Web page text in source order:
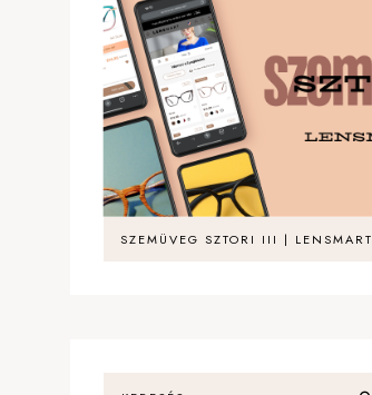
SZEMÜVEG SZTORI III | LENSMART